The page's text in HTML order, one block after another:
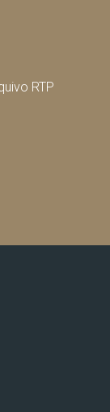
RTP